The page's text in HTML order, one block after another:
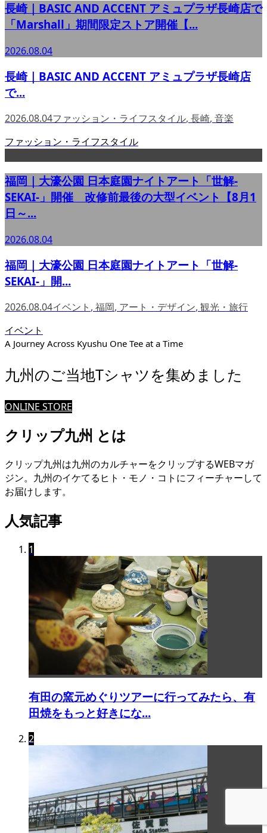
長崎｜BASIC AND ACCENT アミュプラザ長崎店で
「Marshall」期間限定ストア開催【...
2026.08.04
長崎｜BASIC AND ACCENT アミュプラザ長崎店
で...
2026.08.04ファッション・ライフスタイル, 長崎, 音楽
ファッション・ライフスタイル
福岡｜大濠公園 日本庭園ナイトアート「世解-
SEKAI-」開催 改修前最後の大型イベント【8月1
日～...
2026.08.04
福岡｜大濠公園 日本庭園ナイトアート「世解-
SEKAI-」開...
2026.08.04イベント , 福岡, アート・デザイン, 観光・旅行
イベント
A Journey Across Kyushu One Tee at a Time
九州のご当地Tシャツを集めました
ONLINE STORE
クリップ九州 とは
クリップ九州は九州のカルチャーをクリップするWEBマガ
ジン。九州のイケてるヒト・モノ・コトにフィーチャーして
お届けします。
人気記事
1
有田の窯元めぐりツアーに行ってみたら、有
田焼をもっと好きにな...
2